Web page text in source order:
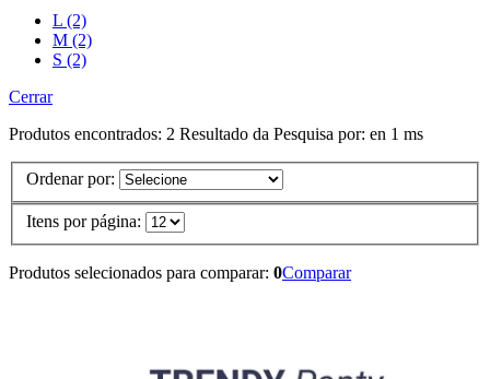
L (2)
M (2)
S (2)
Cerrar
Produtos encontrados: 2 Resultado da Pesquisa por: en 1 ms
Ordenar por:
Itens por página:
Produtos selecionados para comparar: 0Comparar